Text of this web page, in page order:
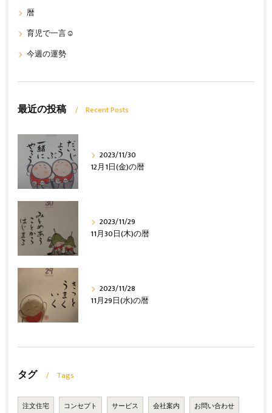
暦
育児で一言☺
今週の運勢
最近の投稿 Recent Posts
2023/11/30
12月1日(金)の暦
2023/11/29
11月30日(木)の暦
2023/11/28
11月29日(水)の暦
タグ Tags
注文住宅 コンセプト サービス 会社案内 お問い合わせ